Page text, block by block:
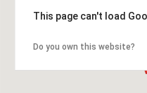
This page can't load
Do you own this website?